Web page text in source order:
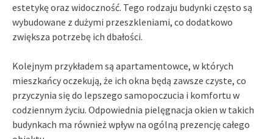
estetykę oraz widoczność. Tego rodzaju budynki często są
wybudowane z dużymi przeszkleniami, co dodatkowo
zwiększa potrzebę ich dbałości.
Kolejnym przykładem są apartamentowce, w których
mieszkańcy oczekują, że ich okna będą zawsze czyste, co
przyczynia się do lepszego samopoczucia i komfortu w
codziennym życiu. Odpowiednia pielęgnacja okien w takich
budynkach ma również wpływ na ogólną prezencję całego